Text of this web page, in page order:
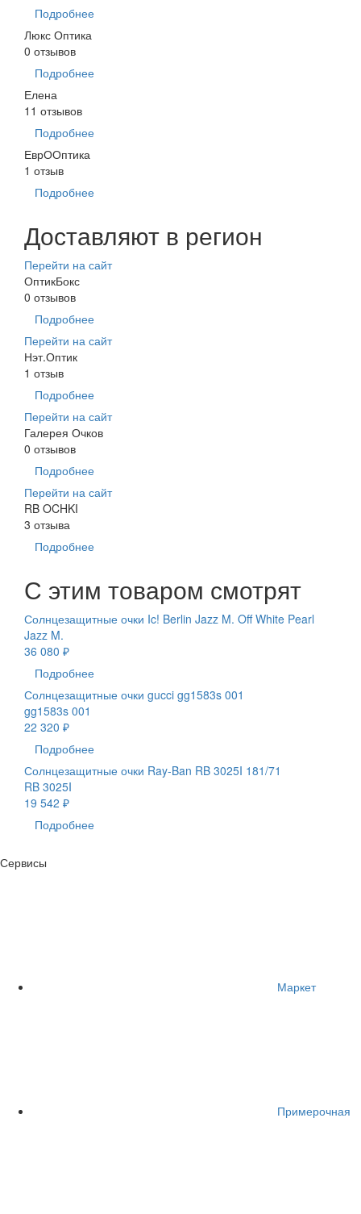
Подробнее
Люкс Оптика
0 отзывов
Подробнее
Елена
11 отзывов
Подробнее
ЕврООптика
1 отзыв
Подробнее
Доставляют в регион
Перейти на сайт
ОптикБокс
0 отзывов
Подробнее
Перейти на сайт
Нэт.Оптик
1 отзыв
Подробнее
Перейти на сайт
Галерея Очков
0 отзывов
Подробнее
Перейти на сайт
RB OCHKI
3 отзыва
Подробнее
С этим товаром смотрят
Солнцезащитные очки Ic! Berlin Jazz M. Off White Pearl
Jazz M.
36 080 ₽
Подробнее
Солнцезащитные очки gucci gg1583s 001
gg1583s 001
22 320 ₽
Подробнее
Солнцезащитные очки Ray-Ban RB 3025I 181/71
RB 3025I
19 542 ₽
Подробнее
Сервисы
Маркет
Примерочная